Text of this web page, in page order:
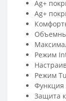
Ag+
Ag+
Режим
Режим
Функция
Защита